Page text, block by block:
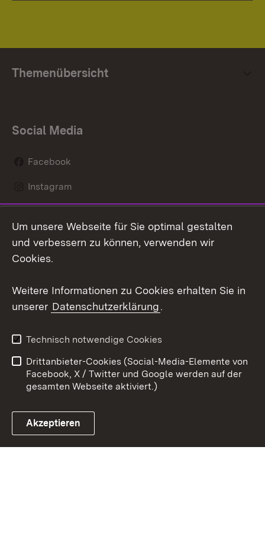
Themenübersicht
Social Media
Facebook
Instagram
Mastodon
Youtube
Link zum Landesportal
Kontakt
Datenschutz
Barrierefreiheit
Impressum Cookies
Um unsere Webseite für Sie optimal gestalten
und verbessern zu können, verwenden wir
Cookies.
Weitere Informationen zu Cookies erhalten Sie in
unserer Datenschutzerklärung.
Technisch notwendige Cookies
Drittanbieter-Cookies (Social-Media-Elemente von
Facebook, X / Twitter und Google werden auf der
gesamten Webseite aktiviert.)
Akzeptieren